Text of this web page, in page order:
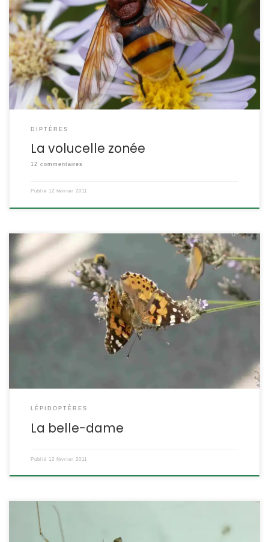
Bien que de taille impressionnante et malgré sa ressemblance
avec un frelon, la volucelle zonée est une mouche parfaitement
inoffensive. Volucella zonaria POSITION SYSTÉMATIQUE : Insecte
Diptère Famille des Syrphidae ETYMOLOGIE : Volucella = qui vole
légèrement et rapidement et zonaria = avec des ceintures En
anglais son nom est « Hornet Hover-fly » , le […]
DIPTÈRES
La volucelle zonée
12 commentaires
Publié 12 février 2011
Ce grand papillon est capable d’effectuer des migrations sur de
longues distances, comme les oiseaux. Vanessa cardui (
=Cynthia cardui). La vanesse du chardon POSITION
SYSTÉMATIQUE : Insecte Lépidoptère Famille des Nymphalidae
ETYMOLOGIE : Vanessa = qui brille et cardui = du chardon
DESCRIPTION : Taille : La belle-dame est aussi un papillon de
LÉPIDOPTÈRES
La belle-dame
Publié 12 février 2011